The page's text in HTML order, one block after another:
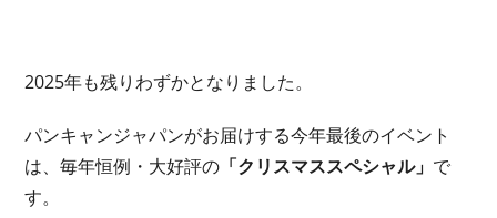
2025年も残りわずかとなりました。
パンキャンジャパンがお届けする今年最後のイベント
は、毎年恒例・大好評の 「クリスマススペシャル」 で
す。